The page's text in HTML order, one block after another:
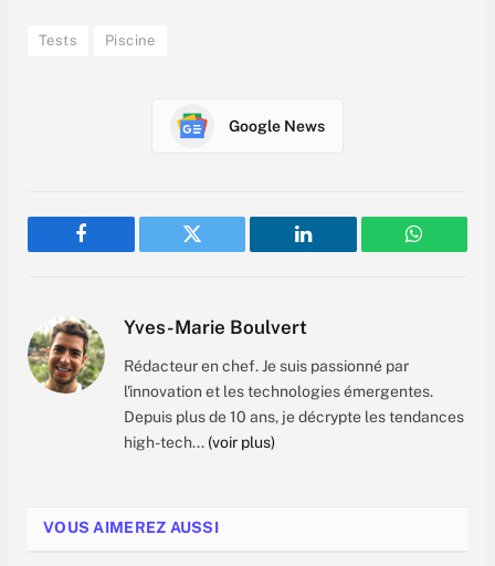
Tests Piscine
Google News
Facebook Twitter LinkedIn
Yves-Marie Boulvert
Rédacteur en chef. Je suis passionné par
l'innovation et les technologies émergentes.
Depuis plus de 10 ans, je décrypte les tendances
high-tech... (voir plus)
VOUS AIMEREZ AUSSI